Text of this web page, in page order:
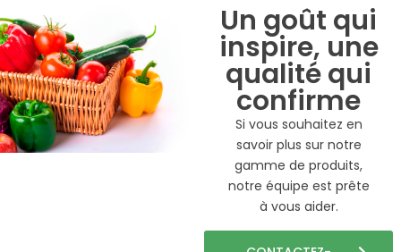
Un goût qui
inspire, une
qualité qui
confirme
Si vous souhaitez en
savoir plus sur notre
gamme de produits,
notre équipe est prête
à vous aider.